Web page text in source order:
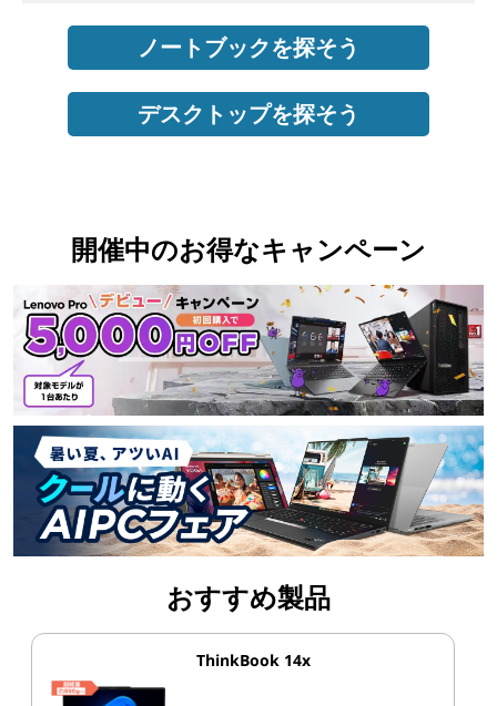
ノートブックを探そう
デスクトップを探そう
開催中のお得なキャンペーン
おすすめ製品
ThinkBook 14x